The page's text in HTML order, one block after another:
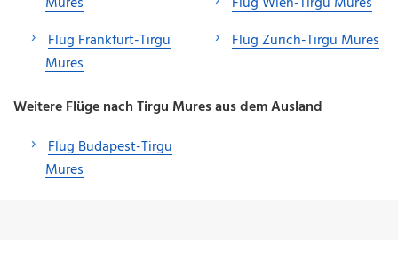
Flug Frankfurt-Tirgu
Mures
Flug Zürich-Tirgu Mures
Weitere Flüge nach Tirgu Mures aus dem Ausland
Flug Budapest-Tirgu
Mures